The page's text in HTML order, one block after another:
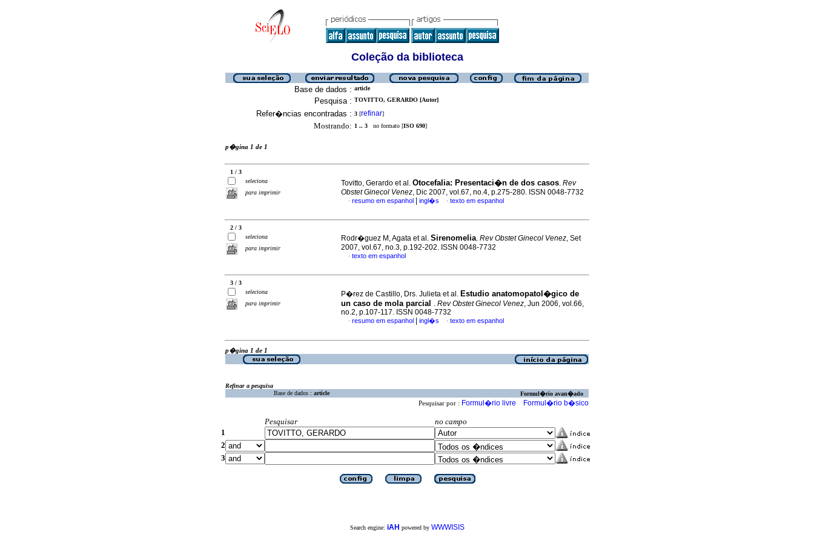
Coleção da biblioteca
Base de dados : article
Pesquisa : TOVITTO, GERARDO [Autor]
Refer�ncias encontradas : 3 [refinar]
Mostrando: 1 .. 3 no formato [ISO 690]
p�gina 1 de 1
1 / 3
seleciona
para imprimir
Tovitto, Gerardo et al. Otocefalia: Presentaci�n de dos casos. Rev
Obstet Ginecol Venez, Dic 2007, vol.67, no.4, p.275-280. ISSN 0048-7732
· resumo em espanhol ingl�s · texto em espanhol
2 / 3
seleciona
para imprimir
Rodr�guez M, Agata et al. Sirenomelia. Rev Obstet Ginecol Venez, Set
2007, vol.67, no.3, p.192-202. ISSN 0048-7732
· texto em espanhol
3 / 3
seleciona
para imprimir
P�rez de Castillo, Drs. Julieta et al. Estudio anatomopatol�gico de
un caso de mola parcial . Rev Obstet Ginecol Venez, Jun 2006, vol.66,
no.2, p.107-117. ISSN 0048-7732
· resumo em espanhol ingl�s · texto em espanhol
p�gina 1 de 1
Refinar a pesquisa
Base de dados : article Formul�rio avan�ado
Pesquisar por : Formul�rio livre Formul�rio b�sico
Pesquisar
no campo
1
2
3
Search engine: iAH powered by WWWISIS